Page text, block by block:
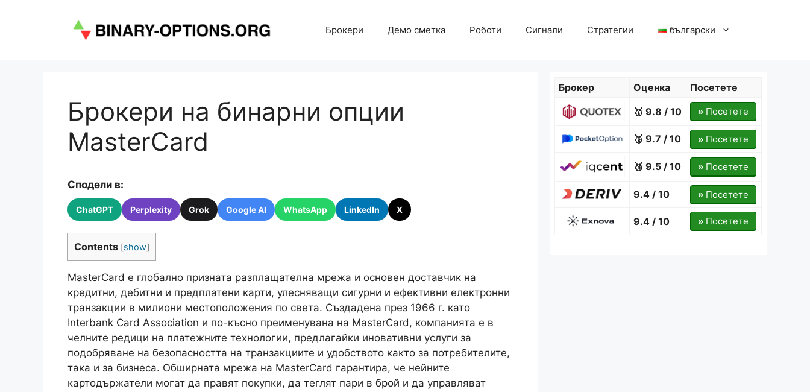
Брокери Демо сметка Роботи Сигнали Стратегии български
Брокери на бинарни опции
MasterCard
Сподели в:
ChatGPT Perplexity Grok Google AI WhatsApp LinkedIn X
Contents [show]
MasterCard е глобално призната разплащателна мрежа и основен доставчик на
кредитни, дебитни и предплатени карти, улесняващи сигурни и ефективни електронни
транзакции в милиони местоположения по света. Създадена през 1966 г. като
Interbank Card Association и по-късно преименувана на MasterCard, компанията е в
челните редици на платежните технологии, предлагайки иновативни услуги за
подобряване на безопасността на транзакциите и удобството както за потребителите,
така и за бизнеса. Обширната мрежа на MasterCard гарантира, че нейните
картодържатели могат да правят покупки, да теглят пари в брой и да управляват
Брокер Оценка
Посетете
🥇 9.8 / 10
»Посетете
🥈 9.7 / 10 »Посетете
🥉 9.5 / 10 »Посетете
9.4 / 10 »Посетете
9.4 / 10 »Посетете